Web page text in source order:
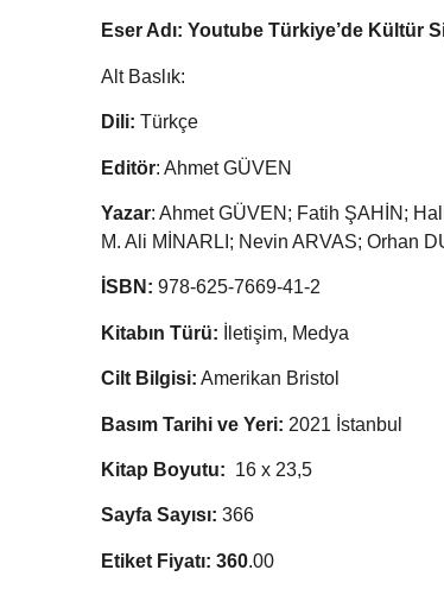
Eser Adı: Youtube Türkiye’de Kültür
Alt Baslık:
Dili: Türkçe
Editör: Ahmet GÜVEN
Yazar: Ahmet GÜVEN; Fatih ŞAHİN;
M. Ali MİNARLI; Nevin ARVAS; Orhan
İSBN: 978-625-7669-41-2
Kitabın Türü: İletişim, Medya
Cilt Bilgisi: Amerikan Bristol
Basım Tarihi ve Yeri: 2021 İstanbul
Kitap Boyutu: 16 x 23,5
Sayfa Sayısı: 366
Etiket Fiyatı: 360.00